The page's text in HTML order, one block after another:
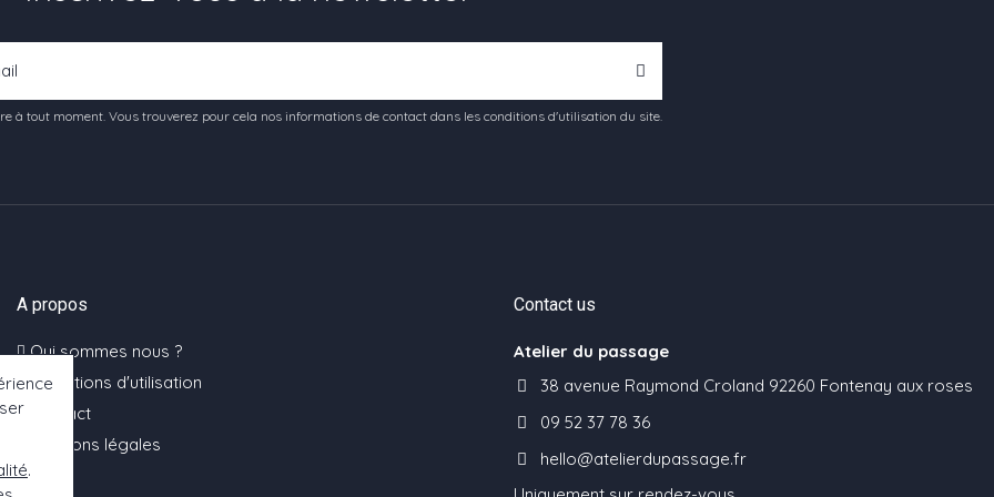
à tout moment. Vous trouverez pour cela nos informations de contact dans les conditions d'utilisation du site.
A propos
Qui sommes nous ?
Conditions d'utilisation
Contact
Mentions légales
Contact us
Atelier du passage
38 avenue Raymond Croland 92260 Fontenay aux roses
09 52 37 78 36
hello@atelierdupassage.fr
.